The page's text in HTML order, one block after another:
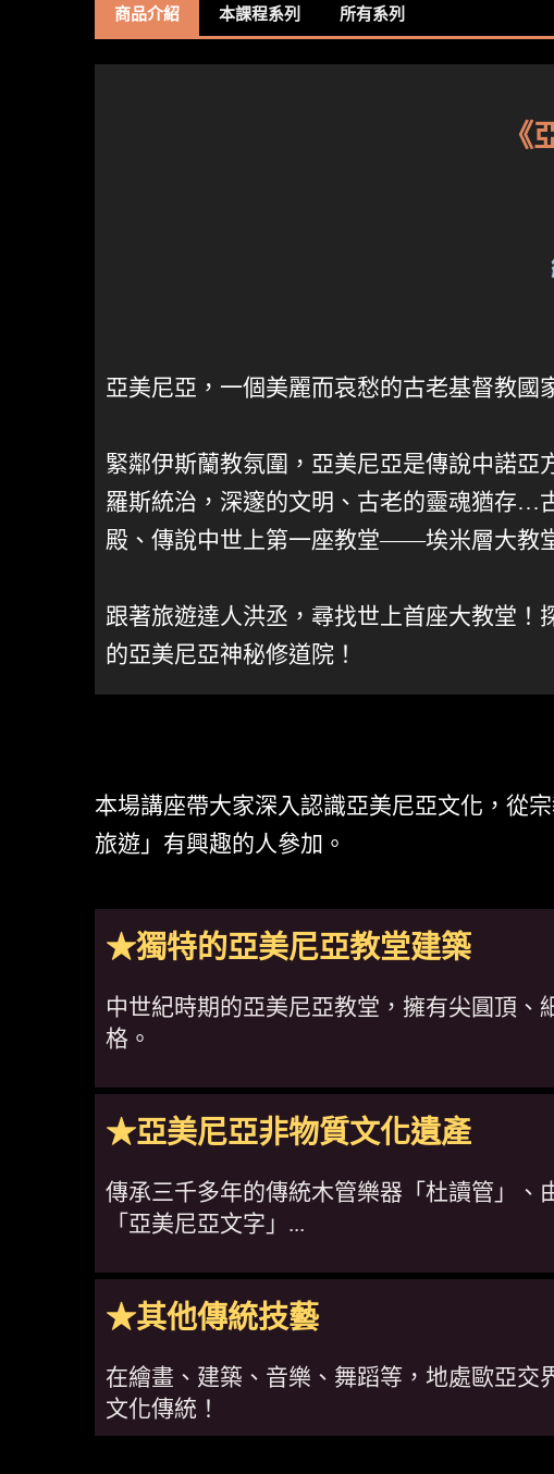
商品介紹 本課程系列 所有系列
《
亞美尼亞，一個美麗而哀愁的古老基督教國
緊鄰伊斯蘭教氛圍，亞美尼亞是傳說中諾
羅斯統治，深邃的文明、古老的靈魂猶存…
殿、傳說中世上第一座教堂——埃米層大教
跟著旅遊達人洪丞，尋找世上首座大教堂！
的亞美尼亞神秘修道院！
本場講座帶大家深入認識亞美尼亞文化，從
旅遊」有興趣的人參加。
★獨特的亞美尼亞教堂建築
中世紀時期的亞美尼亞教堂，擁有尖圓頂
格。
★亞美尼亞非物質文化遺產
傳承三千多年的傳統木管樂器「杜讀管」、
「亞美尼亞文字」...
★其他傳統技藝
在繪畫、建築、音樂、舞蹈等，地處歐亞
文化傳統！